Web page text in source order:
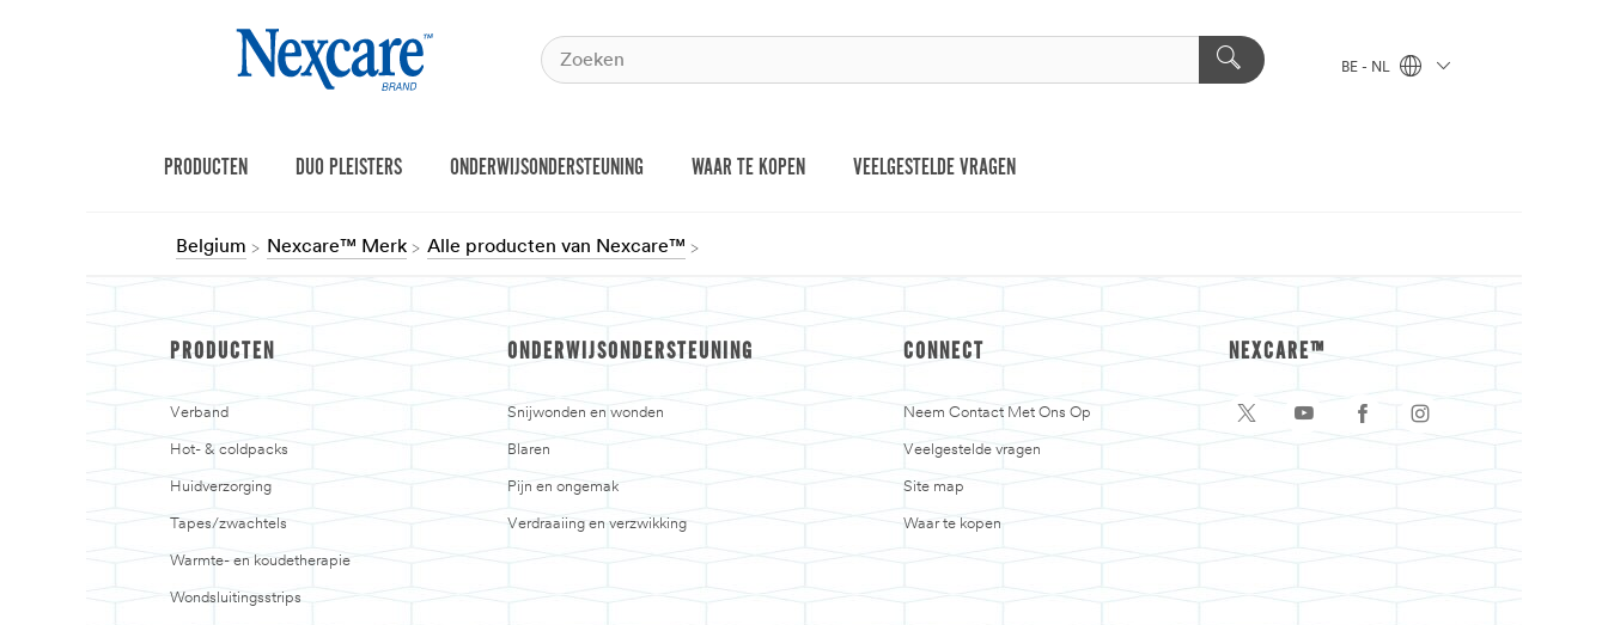
BE - NL
PRODUCTEN DUO PLEISTERS ONDERWIJSONDERSTEUNING WAAR TE KOPEN VEELGESTELDE VRAGEN
Belgium Nexcare™ Merk Alle producten van Nexcare™
PRODUCTEN
Verband
Hot- & coldpacks
Huidverzorging
Tapes/zwachtels
Warmte- en koudetherapie
Wondsluitingsstrips
ONDERWIJSONDERSTEUNING
Snijwonden en wonden
Blaren
Pijn en ongemak
Verdraaiing en verzwikking
CONNECT
Neem Contact Met Ons Op
Veelgestelde vragen
Site map
Waar te kopen
NEXCARE™